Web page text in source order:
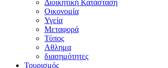
Διοικητική Κατάσταση
Οικονομία
Υγεία
Μεταφορά
Τύπος
Αθλημα
διασημότητες
Τουρισμός